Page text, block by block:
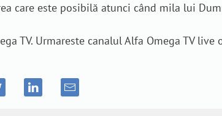
care este posibilă atunci când mila lui
TV. Urmareste canalul Alfa Omega TV live